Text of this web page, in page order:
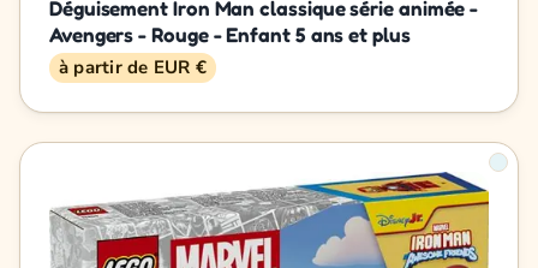
Déguisement Iron Man classique série animée -
Avengers - Rouge - Enfant 5 ans et plus
à partir de EUR €